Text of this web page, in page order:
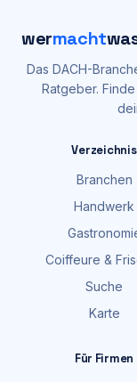
wermacht
Das DACH-
Ratgeber.
Verzeichnis
Branchen
Handwerk
Coiffeure &
Suche
Karte
Für Firmen